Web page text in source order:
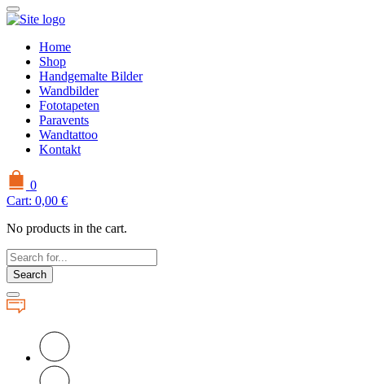
Home
Shop
Handgemalte Bilder
Wandbilder
Fototapeten
Paravents
Wandtattoo
Kontakt
0
Cart: 0,00 €
No products in the cart.
Search